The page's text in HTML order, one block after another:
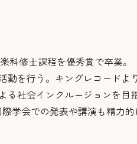
修士課程を優秀賞で卒業。
動を行う。キングレコードより
る社会インクルージョンを目
学会での発表や講演も精力的